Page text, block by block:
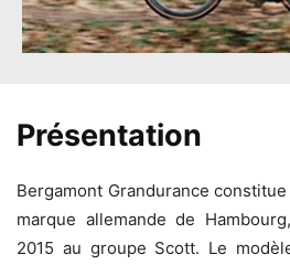
Présentation
Bergamont Grandurance
marque allemande de
2015 au groupe Scott. Le